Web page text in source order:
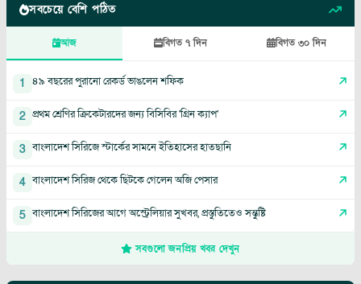
সবচেয়ে বেশি পঠিত
আজ বিগত ৭ দিন বিগত ৩০ দিন
1 ৪৯ বছরের পুরানো রেকর্ড ভাঙলেন শফিক
2 প্রথম শ্রেণির ক্রিকেটারদের জন্য বিসিবির 'গ্রিন ক্যাপ'
3 বাংলাদেশ সিরিজে স্টার্কের সামনে ইতিহাসের হাতছানি
4 বাংলাদেশ সিরিজ থেকে ছিটকে গেলেন অজি পেসার
5 বাংলাদেশ সিরিজের আগে অস্ট্রেলিয়ার সুখবর, প্রস্তুতিতেও সন্তুষ্টি
সবগুলো জনপ্রিয় খবর দেখুন